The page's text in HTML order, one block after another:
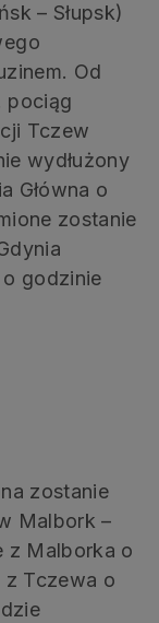
– Słupsk)
Od
pociąg
Tczew
wydłużony
Główna o
zostanie
o godzinie
zostanie
Malbork –
z Malborka o
Tczewa o